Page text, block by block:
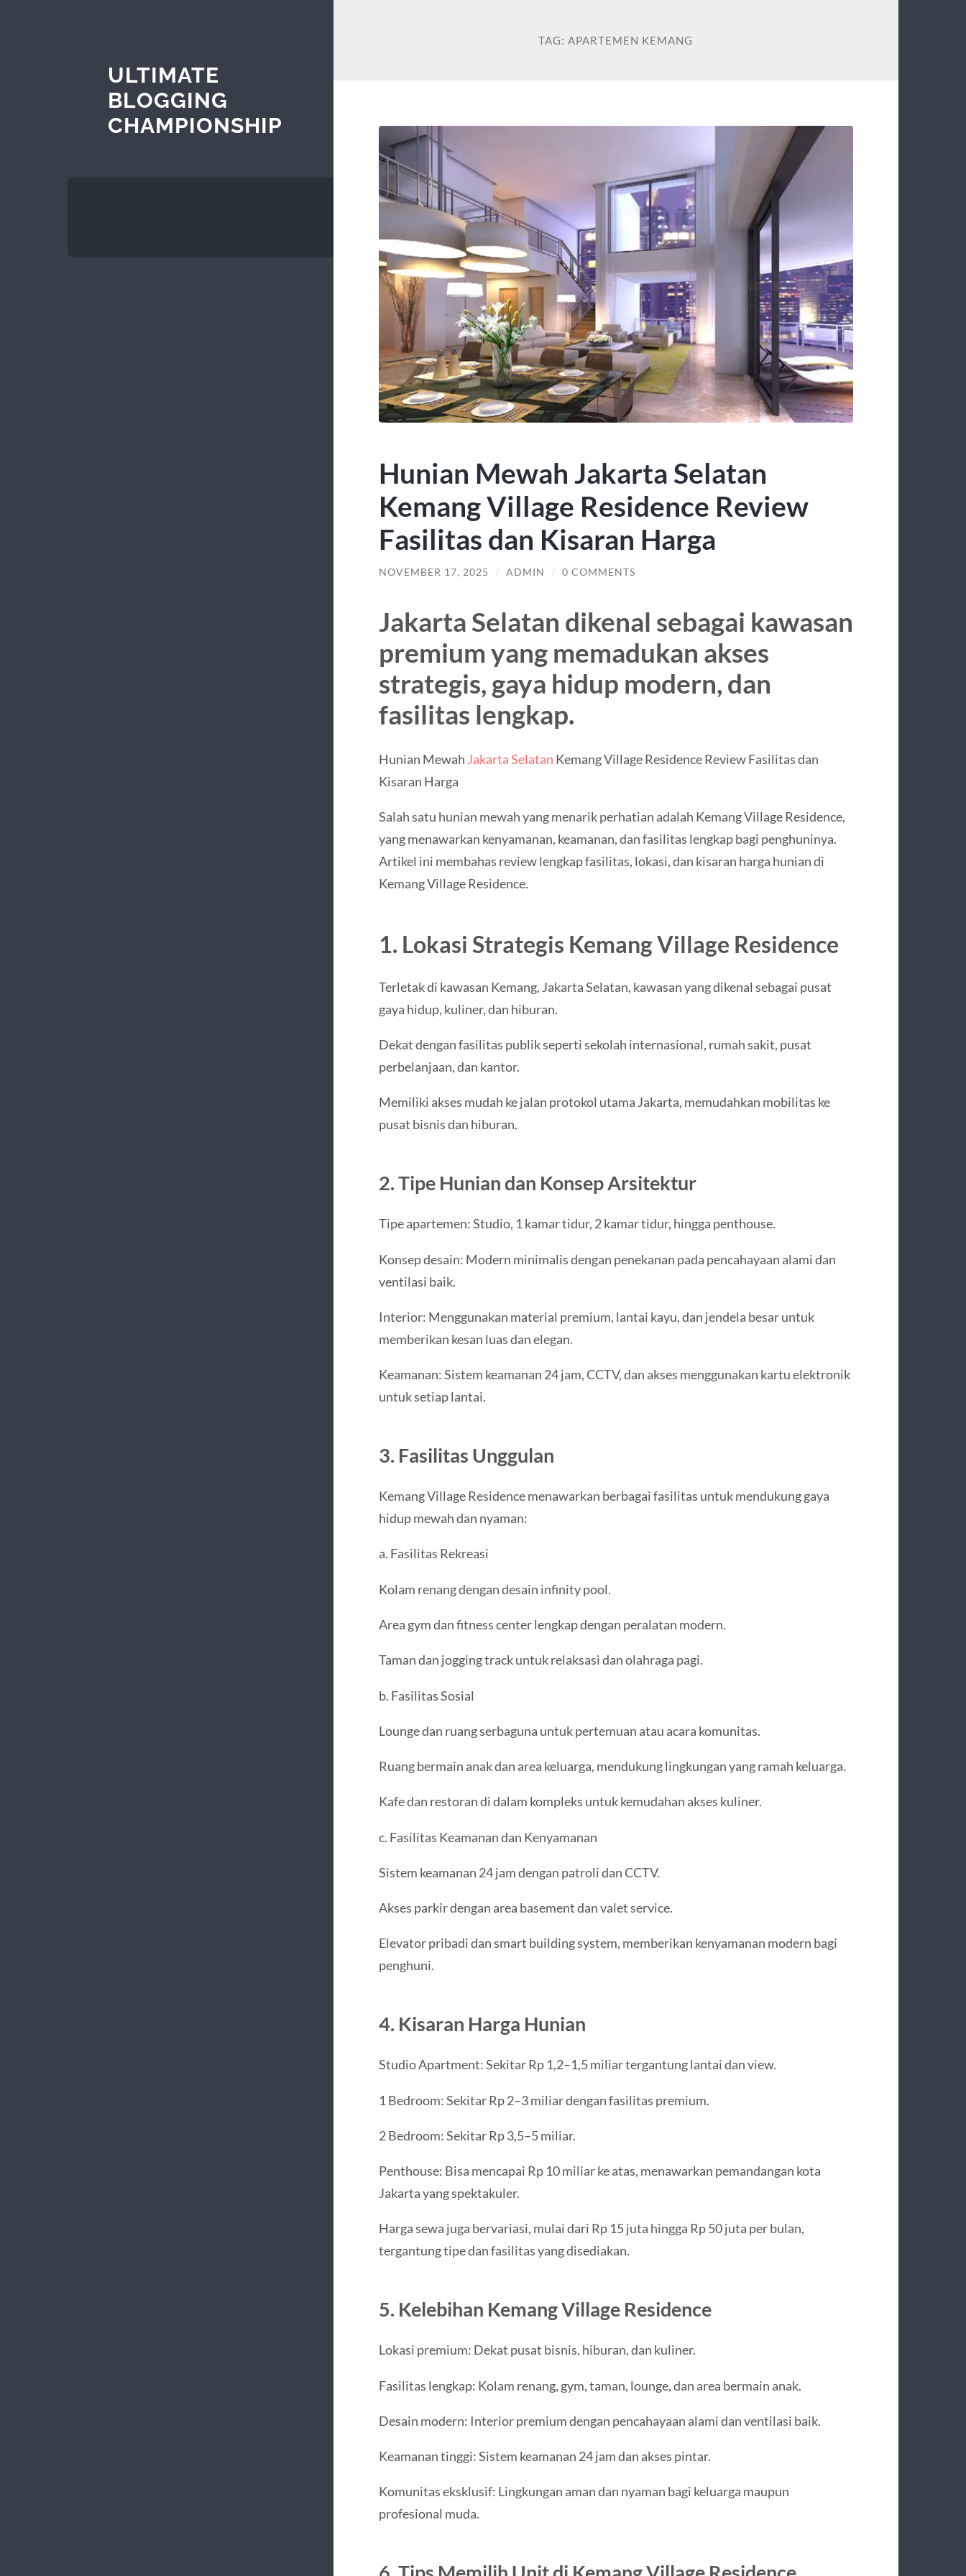
ULTIMATE
BLOGGING
CHAMPIONSHIP
TAG:APARTEMEN KEMANG
Hunian Mewah Jakarta Selatan
Kemang Village Residence Review
Fasilitas dan Kisaran Harga
NOVEMBER 17, 2025 / ADMIN / 0 COMMENTS
Jakarta Selatan dikenal sebagai kawasan
premium yang memadukan akses
strategis, gaya hidup modern, dan
fasilitas lengkap.
Hunian Mewah Jakarta Selatan Kemang Village Residence Review Fasilitas dan
Kisaran Harga
Salah satu hunian mewah yang menarik perhatian adalah Kemang Village Residence,
yang menawarkan kenyamanan, keamanan, dan fasilitas lengkap bagi penghuninya.
Artikel ini membahas review lengkap fasilitas, lokasi, dan kisaran harga hunian di
Kemang Village Residence.
1. Lokasi Strategis Kemang Village Residence
Terletak di kawasan Kemang, Jakarta Selatan, kawasan yang dikenal sebagai pusat
gaya hidup, kuliner, dan hiburan.
Dekat dengan fasilitas publik seperti sekolah internasional, rumah sakit, pusat
perbelanjaan, dan kantor.
Memiliki akses mudah ke jalan protokol utama Jakarta, memudahkan mobilitas ke
pusat bisnis dan hiburan.
2. Tipe Hunian dan Konsep Arsitektur
Tipe apartemen: Studio, 1 kamar tidur, 2 kamar tidur, hingga penthouse.
Konsep desain: Modern minimalis dengan penekanan pada pencahayaan alami dan
ventilasi baik.
Interior: Menggunakan material premium, lantai kayu, dan jendela besar untuk
memberikan kesan luas dan elegan.
Keamanan: Sistem keamanan 24 jam, CCTV, dan akses menggunakan kartu elektronik
untuk setiap lantai.
3. Fasilitas Unggulan
Kemang Village Residence menawarkan berbagai fasilitas untuk mendukung gaya
hidup mewah dan nyaman:
a. Fasilitas Rekreasi
Kolam renang dengan desain infinity pool.
Area gym dan fitness center lengkap dengan peralatan modern.
Taman dan jogging track untuk relaksasi dan olahraga pagi.
b. Fasilitas Sosial
Lounge dan ruang serbaguna untuk pertemuan atau acara komunitas.
Ruang bermain anak dan area keluarga, mendukung lingkungan yang ramah keluarga.
Kafe dan restoran di dalam kompleks untuk kemudahan akses kuliner.
c. Fasilitas Keamanan dan Kenyamanan
Sistem keamanan 24 jam dengan patroli dan CCTV.
Akses parkir dengan area basement dan valet service.
Elevator pribadi dan smart building system, memberikan kenyamanan modern bagi
penghuni.
4. Kisaran Harga Hunian
Studio Apartment: Sekitar Rp 1,2–1,5 miliar tergantung lantai dan view.
1 Bedroom: Sekitar Rp 2–3 miliar dengan fasilitas premium.
2 Bedroom: Sekitar Rp 3,5–5 miliar.
Penthouse: Bisa mencapai Rp 10 miliar ke atas, menawarkan pemandangan kota
Jakarta yang spektakuler.
Harga sewa juga bervariasi, mulai dari Rp 15 juta hingga Rp 50 juta per bulan,
tergantung tipe dan fasilitas yang disediakan.
5. Kelebihan Kemang Village Residence
Lokasi premium: Dekat pusat bisnis, hiburan, dan kuliner.
Fasilitas lengkap: Kolam renang, gym, taman, lounge, dan area bermain anak.
Desain modern: Interior premium dengan pencahayaan alami dan ventilasi baik.
Keamanan tinggi: Sistem keamanan 24 jam dan akses pintar.
Komunitas eksklusif: Lingkungan aman dan nyaman bagi keluarga maupun
profesional muda.